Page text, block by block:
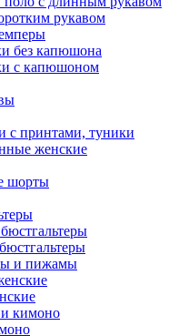
рукавом
без капюшона
с капюшоном
с принтами, туники
женские
шорты
и пижамы
кимоно